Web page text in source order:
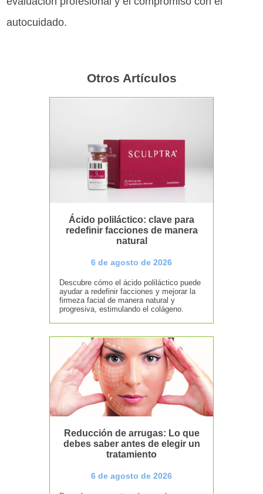
autocuidado.
Otros Artículos
Ácido poliláctico: clave para
redefinir facciones de manera
natural
6 de agosto de 2026
Descubre cómo el ácido poliláctico puede
ayudar a redefinir facciones y mejorar la
firmeza facial de manera natural y
progresiva, estimulando el colágeno.
Reducción de arrugas: Lo que
debes saber antes de elegir un
tratamiento
6 de agosto de 2026